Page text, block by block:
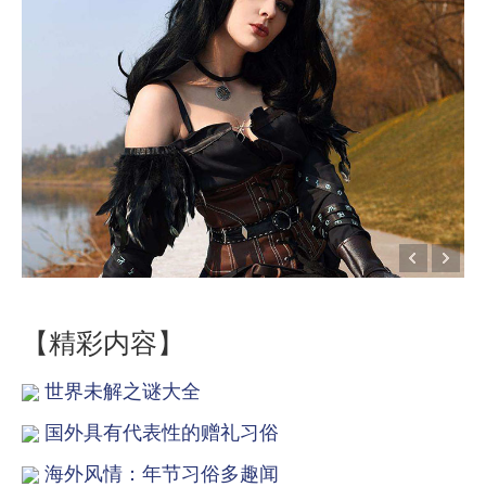
【精彩内容】
世界未解之谜大全
国外具有代表性的赠礼习俗
海外风情：年节习俗多趣闻